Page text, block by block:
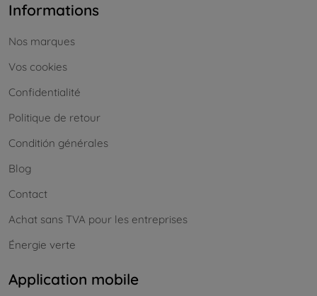
Informations
Nos marques
Vos cookies
Confidentialité
Politique de retour
Conditión générales
Blog
Contact
Achat sans TVA pour les entreprises
Énergie verte
Application mobile